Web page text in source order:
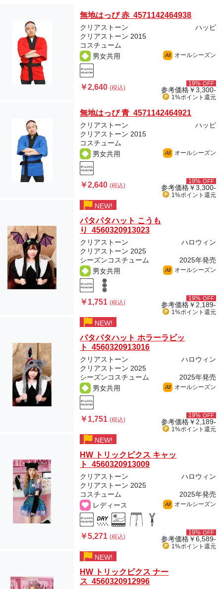
無地はっぴ 赤 4571142464938
クリアストーン
ハッピ
クリアストーン 2015
コスチューム
男女共用
All オールシーズン
￥2,640(税込)
19% OFF
参考価格￥3,300-
1%ポイント 還元
無地はっぴ 青 4571142464921
クリアストーン
ハッピ
クリアストーン 2015
コスチューム
男女共用
All オールシーズン
￥2,640(税込)
19% OFF
参考価格￥3,300-
1%ポイント 還元
NEW!
パタパタハット こうも
り 4560320913023
クリアストーン
ハロウィン
クリアストーン 2025
シーズンコスチューム
2025年発売
男女共用
All オールシーズン
￥1,751(税込)
19% OFF
参考価格￥2,189-
1%ポイント 還元
NEW!
パタパタハット ホラーラビッ
ト 4560320913016
クリアストーン
ハロウィン
クリアストーン 2025
シーズンコスチューム
2025年発売
男女共用
All オールシーズン
￥1,751(税込)
19% OFF
参考価格￥2,189-
1%ポイント 還元
NEW!
HW トリックピクス キャッ
ト 4560320913009
クリアストーン
ハロウィン
クリアストーン 2025
コスチューム
2025年発売
レディース
All オールシーズン
￥5,271(税込)
19% OFF
参考価格￥6,589-
1%ポイント 還元
NEW!
HW トリックピクス ナー
ス 4560320912996